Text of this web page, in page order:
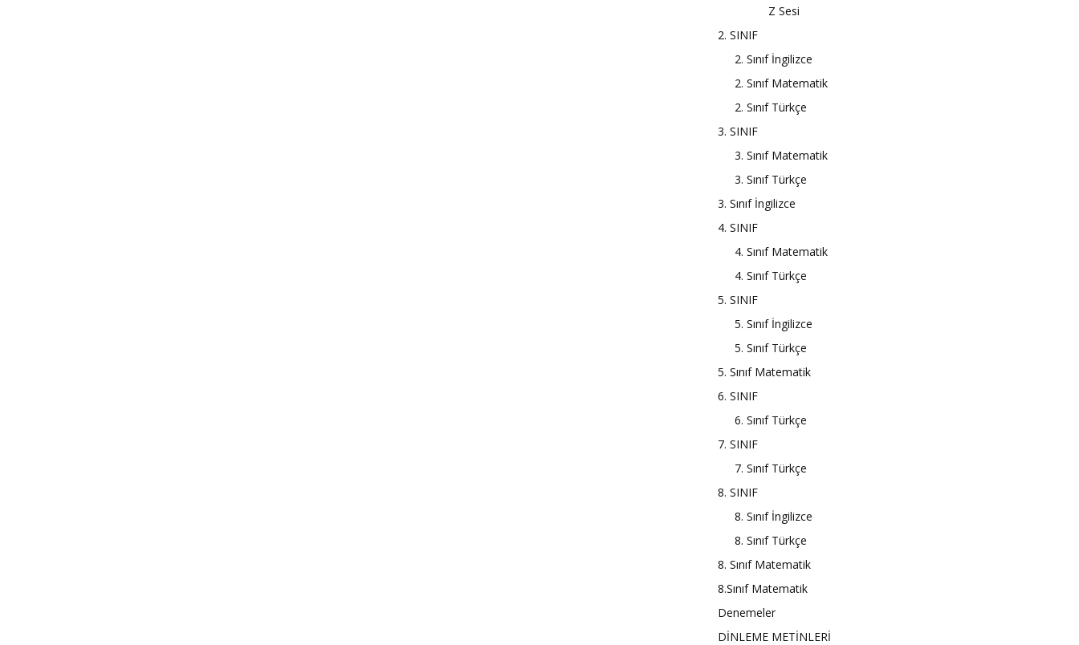
Z Sesi
2. SINIF
2. Sınıf İngilizce
2. Sınıf Matematik
2. Sınıf Türkçe
3. SINIF
3. Sınıf Matematik
3. Sınıf Türkçe
3. Sınıf İngilizce
4. SINIF
4. Sınıf Matematik
4. Sınıf Türkçe
5. SINIF
5. Sınıf İngilizce
5. Sınıf Türkçe
5. Sınıf Matematik
6. SINIF
6. Sınıf Türkçe
7. SINIF
7. Sınıf Türkçe
8. SINIF
8. Sınıf İngilizce
8. Sınıf Türkçe
8. Sınıf Matematik
8.Sınıf Matematik
Denemeler
DİNLEME METİNLERİ